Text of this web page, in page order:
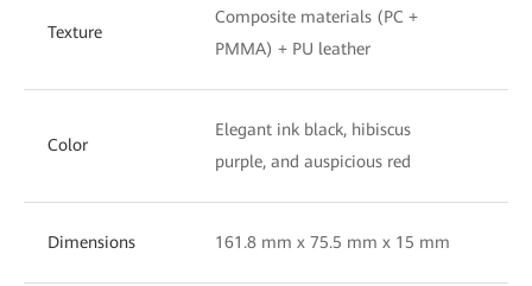
Texture
Composite materials (PC +
PMMA) + PU leather
Color
Elegant ink black, hibiscus
purple, and auspicious red
Dimensions 161.8 mm x 75.5 mm x 15 mm